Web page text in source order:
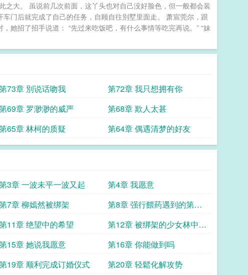
之大。 虽说前几次前面，这丫头也对自己没好脸色，但一般都会装
门后就完成了自己的任务，自顾自往別墅里面走。 萧宸莞尔，跟
她招了招手说道： “先过来吃饭吧，有什么事情等吃完再说。” “妹
73章 別说话吻我
第72章 我只想拥有你
69章 罗渺渺的威严
第68章 欺人太甚
65章 林柯的质疑 第64章 偶遇清梦的好友
3章 一波未平一波又起
第4章 我愿意
7章 柳嫣然被绑架
第8章 强行餵药遇到的第一
个古武者
11章 绝望中的希望
第12章 被绑架的少女林中黑
影
15章 她说我愿意
第16章 你能做到吗
19章 顺利完成订婚仪式
第20章 轻鬆化解攻势